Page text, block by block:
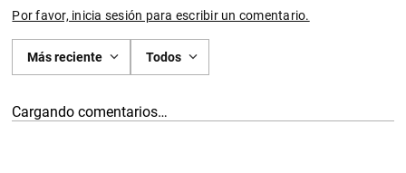
Por favor, inicia sesión para escribir un comentario.
Más reciente Todos
Cargando comentarios…